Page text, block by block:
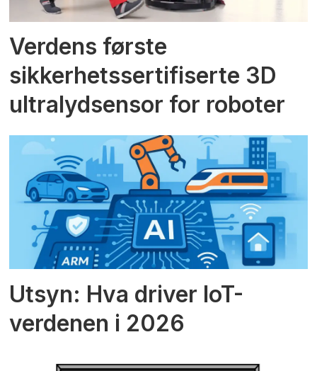
Verdens første
sikkerhetssertifiserte 3D
ultralydsensor for roboter
Utsyn: Hva driver IoT-
verdenen i 2026